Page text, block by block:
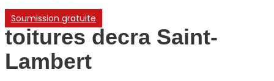
Soumission gratuite
toitures decra Saint-
Lambert